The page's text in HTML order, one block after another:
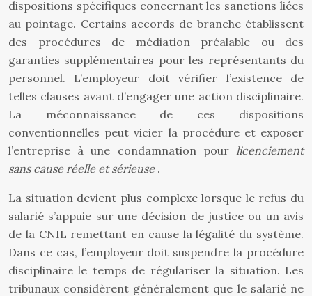
dispositions spécifiques concernant les sanctions liées
au pointage. Certains accords de branche établissent
des procédures de médiation préalable ou des
garanties supplémentaires pour les représentants du
personnel. L’employeur doit vérifier l’existence de
telles clauses avant d’engager une action disciplinaire.
La méconnaissance de ces dispositions
conventionnelles peut vicier la procédure et exposer
l’entreprise à une condamnation pour licenciement
sans cause réelle et sérieuse .
La situation devient plus complexe lorsque le refus du
salarié s’appuie sur une décision de justice ou un avis
de la CNIL remettant en cause la légalité du système.
Dans ce cas, l’employeur doit suspendre la procédure
disciplinaire le temps de régulariser la situation. Les
tribunaux considèrent généralement que le salarié ne